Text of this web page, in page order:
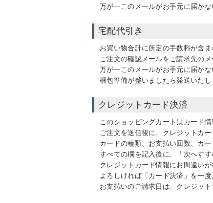
万が一このメールがお手元に届か
宅配代引き
お買い物合計に所定の手数料が含ま
ご注文の確認メールをご請求先の
万が一このメールがお手元に届か
梱包準備が整いましたら発送いたし
クレジットカード決済
このショッピングカートはカード
ご注文を送信後に、クレジットカ
カードの種類、お支払い回数、カ
すべての欄を記入後に、「次へすす
クレジットカード情報にお間違いが
よろしければ「カード決済」を一
お支払いのご請求日は、クレジッ